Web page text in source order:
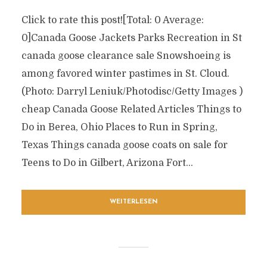
Click to rate this post![Total: 0 Average:
0]Canada Goose Jackets Parks Recreation in St
canada goose clearance sale Snowshoeing is
among favored winter pastimes in St. Cloud.
(Photo: Darryl Leniuk/Photodisc/Getty Images )
cheap Canada Goose Related Articles Things to
Do in Berea, Ohio Places to Run in Spring,
Texas Things canada goose coats on sale for
Teens to Do in Gilbert, Arizona Fort...
WEITERLESEN